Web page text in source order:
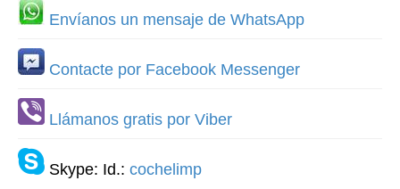
Envíanos un mensaje de WhatsApp
Contacte por Facebook Messenger
Llámanos gratis por Viber
Skype: Id.: cochelimp